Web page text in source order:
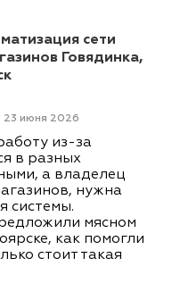
сети
Говядинка,
23 июня 2026
из-за
в разных
а владелец
нужна
системы.
мясном
как помогли
стоит такая